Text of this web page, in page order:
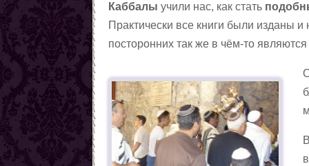
Заговоры от алкоголизма
Шепотки на трезвость
От детского алкоголизма
Заговоры от наркомании
Все порчи
Каббалы учили нас, как стать
Практически все книги были изданы
посторонних так же в чём-то